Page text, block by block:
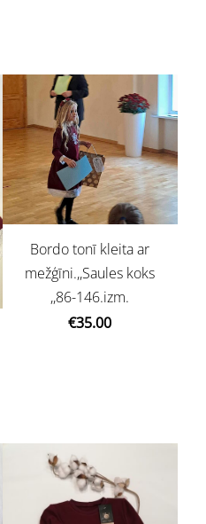
Bordo tonī kleita ar
mežģīni.,,Saules koks
,,86-146.izm.
€35.00